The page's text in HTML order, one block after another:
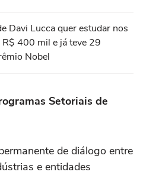
Davi Lucca quer estudar nos
R$ 400 mil e já teve 29
Nobel
Setoriais de
de diálogo entre
e entidades